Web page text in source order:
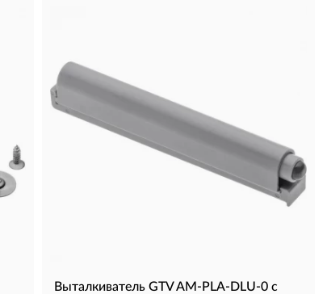
Выталкиватель GTV AM-PLA-DLU-0 с